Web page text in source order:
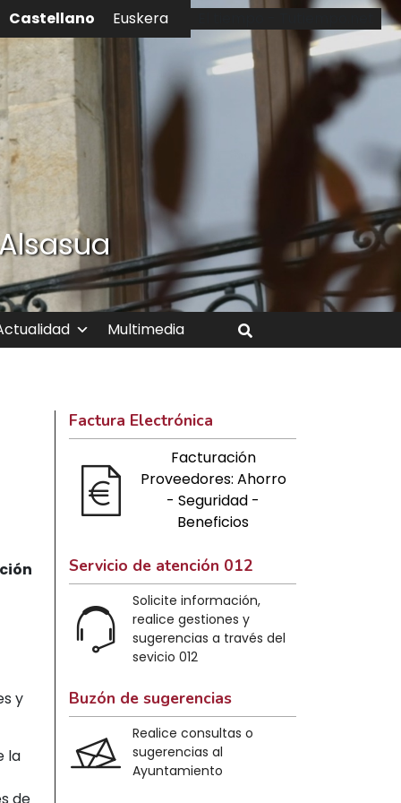
Castellano Euskera
Multimedia
Buscar
y
la
Factura Electrónica
Facturación
Proveedores: Ahorro
- Seguridad -
Beneficios
Servicio de atención 012
Solicite información,
realice gestiones y
sugerencias a través del
sevicio 012
Buzón de sugerencias
Realice consultas o
sugerencias al
Ayuntamiento